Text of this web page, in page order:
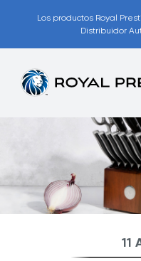
Los productos Royal
Distribuidor
11